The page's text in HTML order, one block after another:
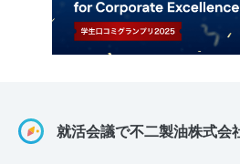
就活会議で不二製油株式会